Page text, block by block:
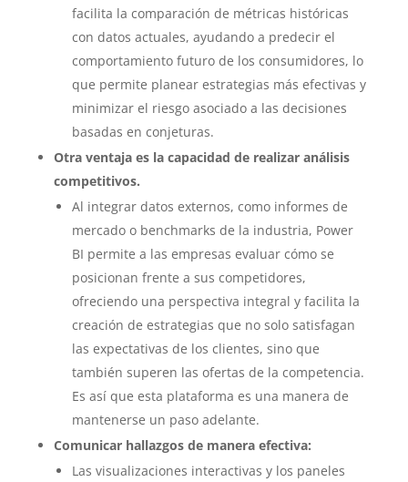
facilita la comparación de métricas históricas
con datos actuales, ayudando a predecir el
comportamiento futuro de los consumidores, lo
que permite planear estrategias más efectivas y
minimizar el riesgo asociado a las decisiones
basadas en conjeturas.
Otra ventaja es la capacidad de realizar análisis
competitivos.
Al integrar datos externos, como informes de
mercado o benchmarks de la industria, Power
BI permite a las empresas evaluar cómo se
posicionan frente a sus competidores,
ofreciendo una perspectiva integral y facilita la
creación de estrategias que no solo satisfagan
las expectativas de los clientes, sino que
también superen las ofertas de la competencia.
Es así que esta plataforma es una manera de
mantenerse un paso adelante.
Comunicar hallazgos de manera efectiva:
Las visualizaciones interactivas y los paneles